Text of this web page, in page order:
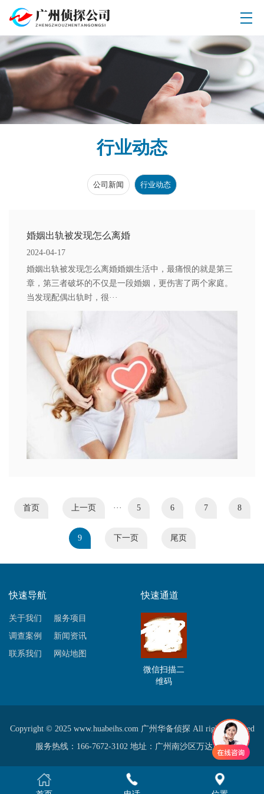
行业动态
公司新闻 行业动态
婚姻出轨被发现怎么离婚
2024-04-17
婚姻出轨被发现怎么离婚婚姻生活中，最痛恨的就是第三
章，第三者破坏的不仅是一段婚姻，更伤害了两个家庭。
当发现配偶出轨时，很···
首页 上一页 ··· 5 6 7 8
9 下一页 尾页
快速导航
关于我们
服务项目
调查案例
新闻资讯
联系我们
网站地图
快速通道
微信扫描二
维码
Copyright © 2025 www.huabeihs.com 广州华备侦探 All rights reserved
服务热线：166-7672-3102 地址：广州南沙区万达广场